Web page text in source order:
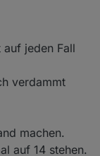
bleiben die
bei dir gerade
apt
System in den
dir in
nicht mehr
oder andere
ist ja mit der
jeden Fall
verdammt
machen.
auf 14 stehen.